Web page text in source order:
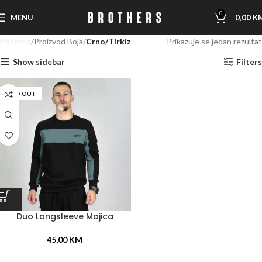
MENU 0 0,00
Proizvod Boja Crno/Tirkiz Prikazuje se jedan rezultat
Show sidebar Filters
SOLD OUT
Duo Longsleeve Majica
45,00KM